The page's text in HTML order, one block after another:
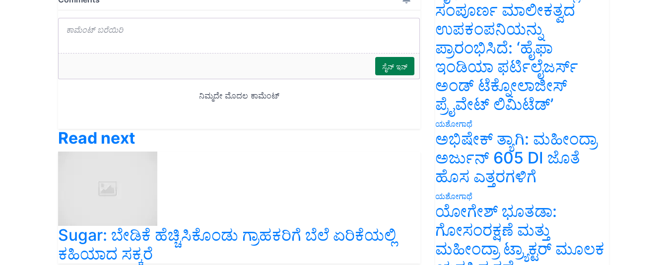
Sugar: ಬೇಡಿಕೆ ಹೆಚ್ಚಿಸಿಕೊಂಡು ಗ್ರಾಹಕರಿಗೆ ಬೆಲೆ ಏರಿಕೆಯಲ್ಲಿ
ಕಹಿಯಾದ ಸಕ್ಕರೆ
ಸಂಪೂರ್ಣ ಮಾಲೀಕತ್ವದ
ಉಪಕಂಪನಿಯನ್ನು
ಪ್ರಾರಂಭಿಸಿದೆ: ‘ಹೈಫಾ
ಇಂಡಿಯಾ ಫರ್ಟಿಲೈಜರ್ಸ್
ಅಂಡ್ ಟೆಕ್ನೋಲಾಜೀಸ್
ಪ್ರೈವೇಟ್ ಲಿಮಿಟೆಡ್’
ಯಶೋಗಾಥೆ
ಅಭಿಷೇಕ್ ತ್ಯಾಗಿ: ಮಹೀಂದ್ರಾ
ಅರ್ಜುನ್ 605 DI ಜೊತೆ
ಹೊಸ ಎತ್ತರಗಳಿಗೆ
ಯಶೋಗಾಥೆ
ಯೋಗೇಶ್ ಭೂತಡಾ:
ಗೋಸಂರಕ್ಷಣೆ ಮತ್ತು
ಮಹೀಂದ್ರಾ ಟ್ರ್ಯಾಕ್ಟರ್ ಮೂಲಕ